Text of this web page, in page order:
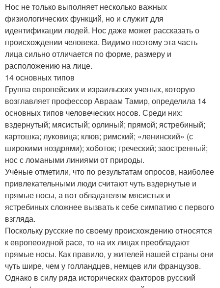
Нос не только выполняет несколько важных
физиологических функций, но и служит для
идентификации людей. Нос даже может рассказать о
происхождении человека. Видимо поэтому эта часть
лица сильно отличается по форме, размеру и
расположению на лице.
14 основных типов
Группа европейских и израильских ученых, которую
возглавляет профессор Авраам Тамир, определила 14
основных типов человеческих носов. Среди них:
вздернутый; мясистый; орлиный; прямой; ястребиный;
картошка; луковица; клюв; римский; «ленинский» (с
широкими ноздрями); хоботок; греческий; заостренный;
нос с ломаными линиями от природы.
Учёные отметили, что по результатам опросов, наиболее
привлекательными люди считают чуть вздернутые и
прямые носы, а вот обладателям мясистых и
ястребиных сложнее вызвать к себе симпатию с первого
взгляда.
Поскольку русские по своему происхождению относятся
к европеоидной расе, то на их лицах преобладают
прямые носы. Как правило, у жителей нашей страны они
чуть шире, чем у голландцев, немцев или французов.
Однако в силу ряда исторических факторов русский